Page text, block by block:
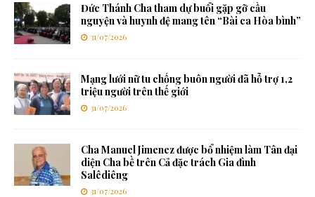
Đức Thánh Cha tham dự buổi gặp gỡ cầu
nguyện và huynh đệ mang tên “Bài ca Hòa bình”
31/07/2026
Mạng lưới nữ tu chống buôn người đã hỗ trợ 1,2
triệu người trên thế giới
31/07/2026
Cha Manuel Jimenez được bổ nhiệm làm Tân đại
diện Cha bề trên Cả đặc trách Gia đình
Salêdiêng
31/07/2026